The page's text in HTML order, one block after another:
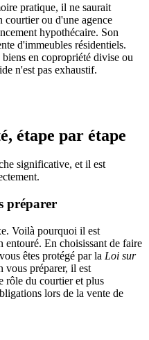
pratique, il ne saurait
courtier ou d'une agence
hypothécaire. Son
d'immeubles résidentiels.
en copropriété divise ou
n'est pas exhaustif.
étape par étape
significative, et il est
préparer
Voilà pourquoi il est
entouré. En choisissant de faire
êtes protégé par la Loi sur
vous préparer, il est
rôle du courtier et plus
lors de la vente de